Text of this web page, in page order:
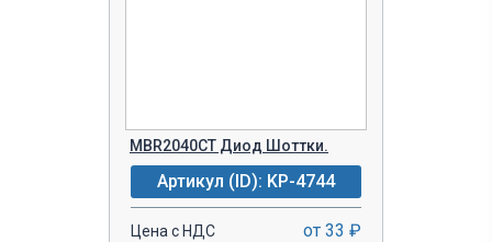
MBR2040CT Диод Шоттки.
Артикул (ID): KP-4744
Цена с НДС от 33 ₽